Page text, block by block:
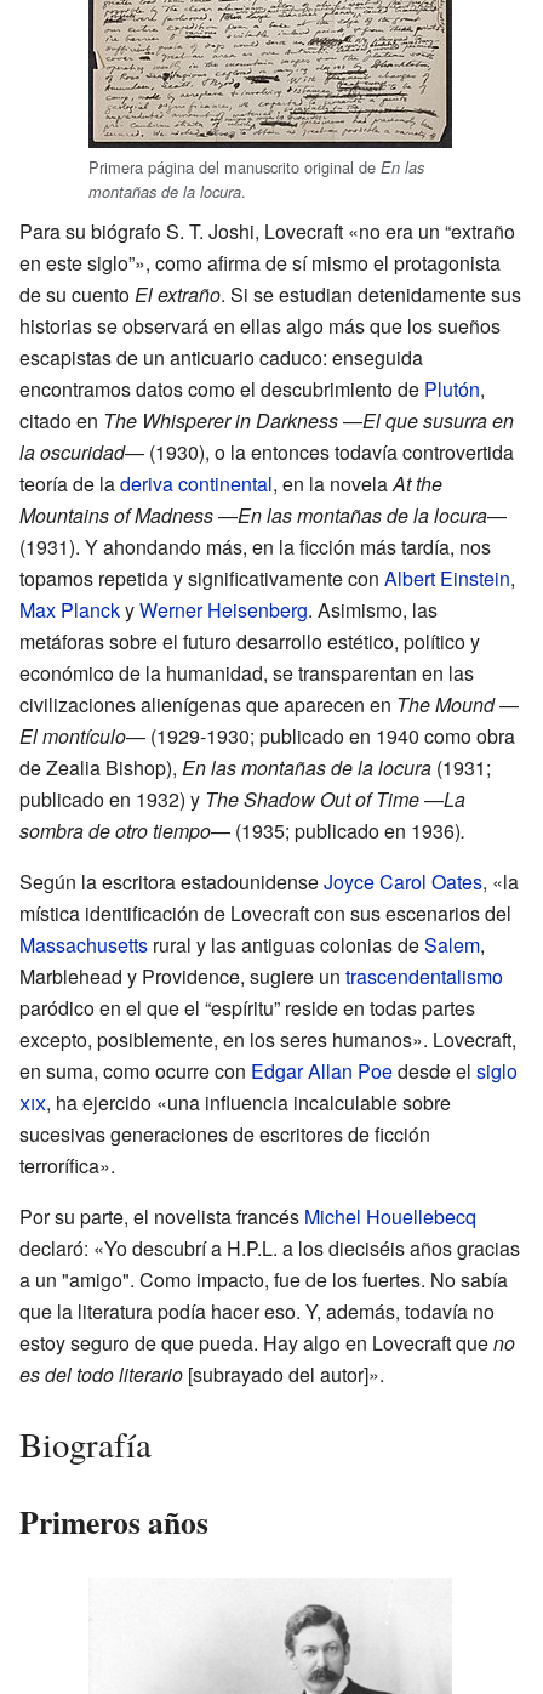
Primera página del manuscrito original de En las
montañas de la locura.
Para su biógrafo S. T. Joshi, Lovecraft «no era un “extraño
en este siglo”», como afirma de sí mismo el protagonista
de su cuentoEl extraño. Si se estudian detenidamente sus
historias se observará en ellas algo más que los sueños
escapistas de un anticuario caduco: enseguida
encontramos datos como el descubrimiento de Plutón,
citado en The Whisperer in Darkness—El que susurra en
la oscuridad— (1930), o la entonces todavía controvertida
teoría de laderiva continental, en la novelaAt the
Mountains of Madness—En las montañas de la locura—
(1931). Y ahondando más, en la ficción más tardía, nos
topamos repetida y significativamente con Albert Einstein,
Max PlanckyWerner Heisenberg. Asimismo, las
metáforas sobre el futuro desarrollo estético, político y
económico de la humanidad, se transparentan en las
civilizaciones alienígenas que aparecen en The Mound—
El montículo— (1929-1930; publicado en 1940 como obra
de Zealia Bishop), En las montañas de la locura (1931;
publicado en 1932) y The Shadow Out of Time—La
sombra de otro tiempo— (1935; publicado en 1936).
Según la escritora estadounidenseJoyce Carol Oates, «la
mística identificación de Lovecraft con sus escenarios del
Massachusetts rural y las antiguas colonias deSalem,
Marblehead y Providence, sugiere un trascendentalismo
paródico en el que el “espíritu” reside en todas partes
excepto, posiblemente, en los seres humanos». Lovecraft,
en suma, como ocurre con Edgar Allan Poedesde el siglo
xix, ha ejercido «una influencia incalculable sobre
sucesivas generaciones de escritores de ficción
terrorífica».
Por su parte, el novelista francés Michel Houellebecq
declaró: «Yo descubrí a H.P.L. a los dieciséis años gracias
a un "amigo". Como impacto, fue de los fuertes. No sabía
que la literatura podía hacer eso. Y, además, todavía no
estoy seguro de que pueda. Hay algo en Lovecraft queno
es del todo literario [subrayado del autor]».
Biografía
Primeros años